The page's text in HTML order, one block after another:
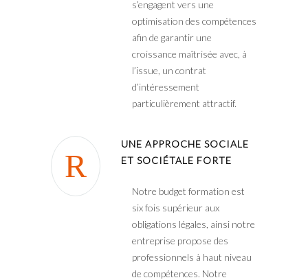
s’engagent vers une
optimisation des compétences
afin de garantir une
croissance maîtrisée avec, à
l’issue, un contrat
d’intéressement
particulièrement attractif.
UNE APPROCHE SOCIALE
ET SOCIÉTALE FORTE
Notre budget formation est
six fois supérieur aux
obligations légales, ainsi notre
entreprise propose des
professionnels à haut niveau
de compétences. Notre